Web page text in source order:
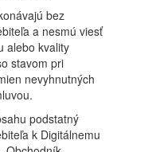
bez
a nesmú viesť
alebo kvality
stavom pri
nevyhnutných
podstatný
k Digitálnemu